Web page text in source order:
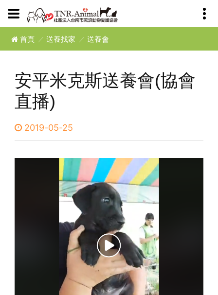
首頁 送養找家 送養會
安平米克斯送養會(協會
直播)
2019-05-25